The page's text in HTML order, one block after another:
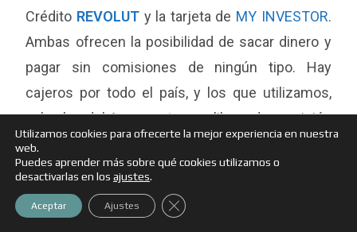
Crédito REVOLUT y la tarjeta de MY INVESTOR.
Ambas ofrecen la posibilidad de sacar dinero y
pagar sin comisiones de ningún tipo. Hay
cajeros por todo el país, y los que utilizamos,
salvo los del Aeropuerto, son libres de comisión
por extracción. En el Aeropuerto creo recordar
que el cajero cobraba unos 3.000 Colone por
extracción.
Utilizamos cookies para ofrecerte la mejor experiencia en nuestra
web.
Puedes aprender más sobre qué cookies utilizamos o
desactivarlas en los ajustes.
Aceptar Ajustes Cerrar el banner de cookies RGPD